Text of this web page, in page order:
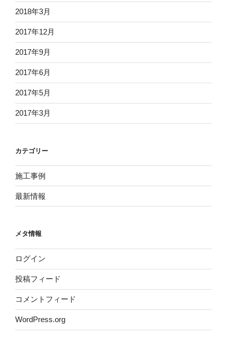
2018年3月
2017年12月
2017年9月
2017年6月
2017年5月
2017年3月
カテゴリー
施工事例
最新情報
メタ情報
ログイン
投稿フィード
コメントフィード
WordPress.org